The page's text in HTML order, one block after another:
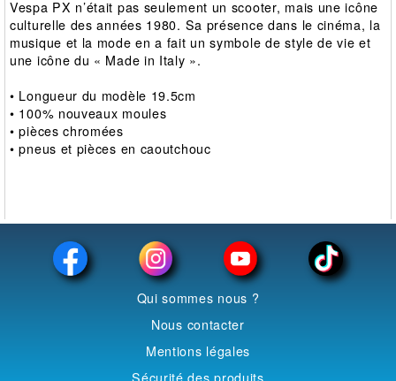
Vespa PX n’était pas seulement un scooter, mais une icône
culturelle des années 1980. Sa présence dans le cinéma, la
musique et la mode en a fait un symbole de style de vie et
une icône du « Made in Italy ».
• Longueur du modèle 19.5cm
• 100% nouveaux moules
• pièces chromées
• pneus et pièces en caoutchouc
Qui sommes nous ?
Nous contacter
Mentions légales
Sécurité des produits